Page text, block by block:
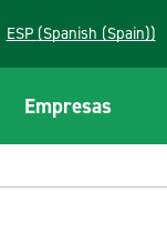
ESP (Spanish (Spain))
Empresas